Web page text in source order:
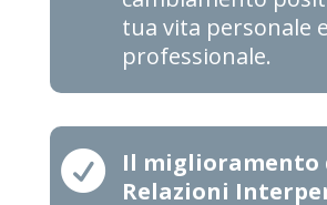
tua vita personale e
professionale.

Il miglioramento
Relazioni